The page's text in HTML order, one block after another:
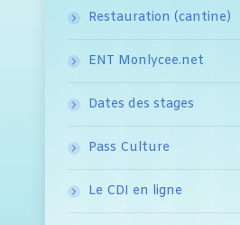
Restauration (cantine)
ENT Monlycee.net
Dates des stages
Pass Culture
Le CDI en ligne